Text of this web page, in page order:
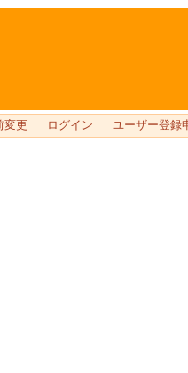
変更 ログイン ユーザー登録